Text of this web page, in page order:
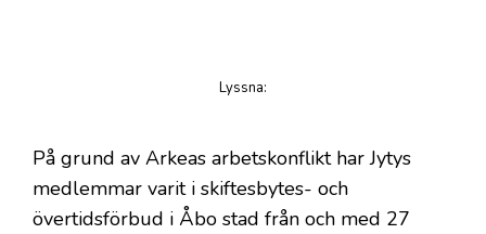
Lyssna:
På grund av Arkeas arbetskonflikt har Jytys
medlemmar varit i skiftesbytes- och
övertidsförbud i Åbo stad från och med 27